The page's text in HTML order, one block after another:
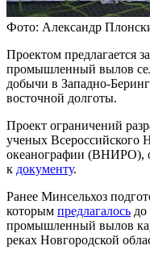
Фото: Александр
Проектом предлагается
промышленный вылов
добычи в Западно-
восточной долготы.
Проект ограничений
ученых Всероссийского
океанографии (ВНИРО),
к документу.
Ранее Минсельхоз
которым предлагалось до
промышленный вылов
реках Новгородской